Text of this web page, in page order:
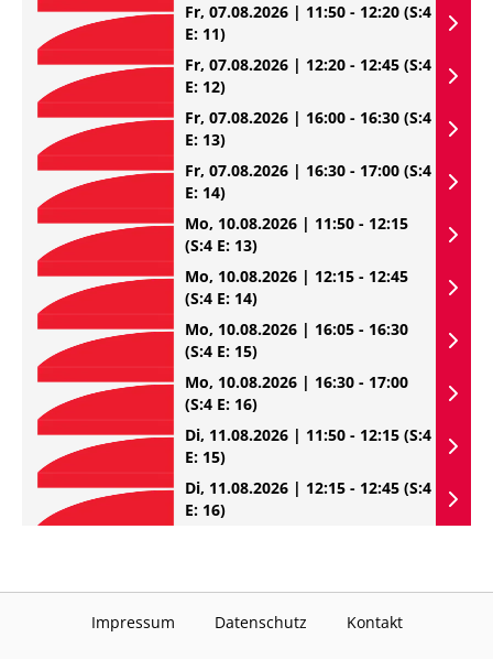
Fr, 07.08.2026 | 11:50 - 12:20 (S:4
E: 11)
Fr, 07.08.2026 | 12:20 - 12:45 (S:4
E: 12)
Fr, 07.08.2026 | 16:00 - 16:30 (S:4
E: 13)
Fr, 07.08.2026 | 16:30 - 17:00 (S:4
E: 14)
Mo, 10.08.2026 | 11:50 - 12:15
(S:4 E: 13)
Mo, 10.08.2026 | 12:15 - 12:45
(S:4 E: 14)
Mo, 10.08.2026 | 16:05 - 16:30
(S:4 E: 15)
Mo, 10.08.2026 | 16:30 - 17:00
(S:4 E: 16)
Di, 11.08.2026 | 11:50 - 12:15 (S:4
E: 15)
Di, 11.08.2026 | 12:15 - 12:45 (S:4
E: 16)
Impressum Datenschutz Kontakt